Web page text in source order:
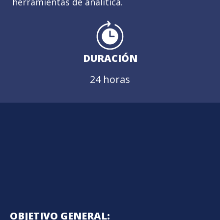
DURACIÓN
24 horas
OBJETIVO GENERAL: